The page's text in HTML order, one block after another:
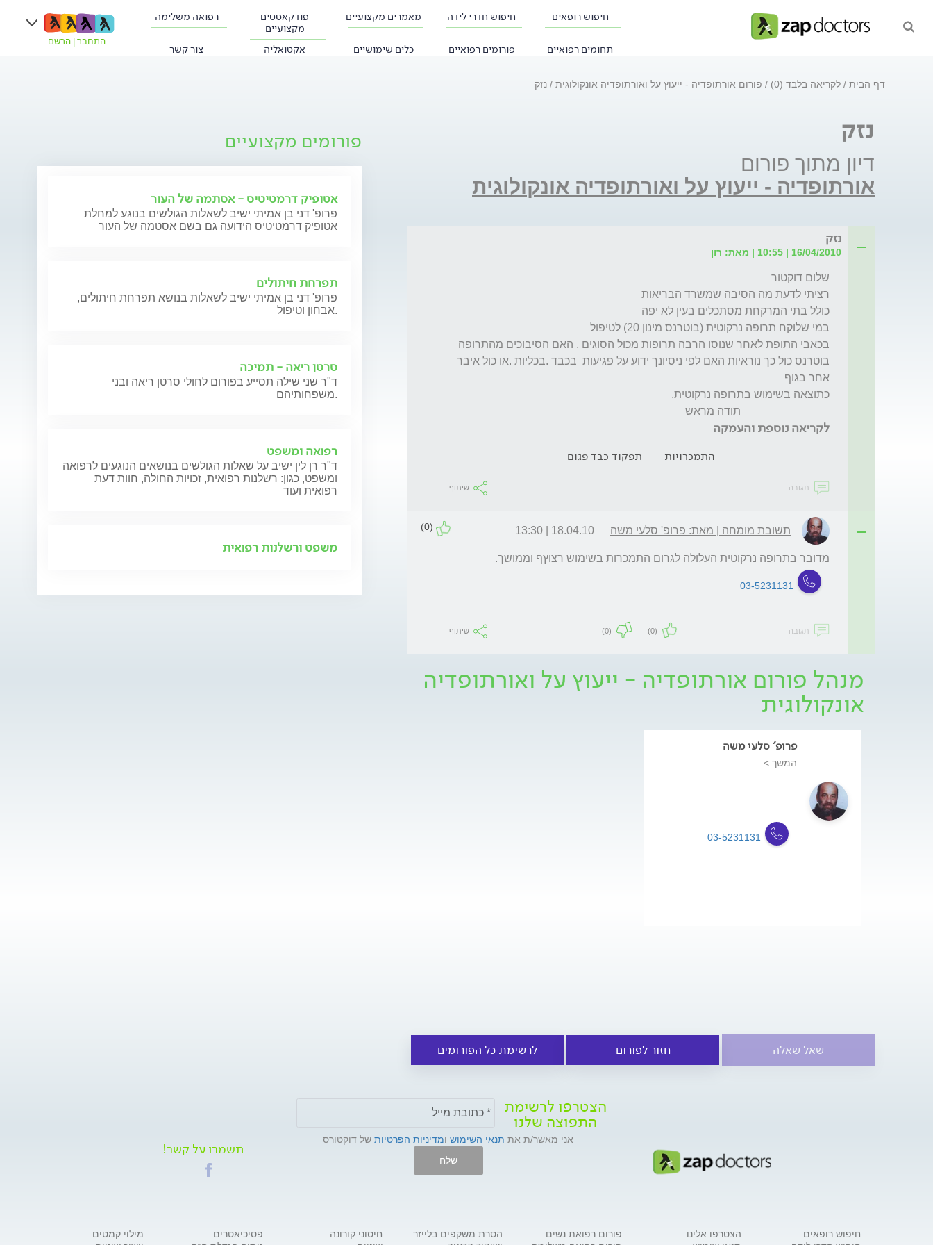
חיפוש רופאים חיפוש חדרי לידה מאמרים מקצועיים
פודקאסטים
מקצועיים
רפואה משלימה
תחומים רפואיים פורומים רפואיים כלים שימושיים אקטואליה צור קשר
התחבר הרשם
דף הבית לקריאה בלבד (0) פורום אורתופדיה - ייעוץ על ואורתופדיה אונקולוגית נזק
נזק
דיון מתוך פורום
אורתופדיה - ייעוץ על ואורתופדיה אונקולוגית
נזק
16/04/2010 | 10:55 | מאת: רון
לקריאה נוספת והעמקה
התמכרויות תפקוד כבד פגום
תגובה שיתוף
תשובת מומחה | מאת: פרופ' סלעי משה 18.04.10 | 13:30
(0)
מדובר בתרופה נרקוטית העלולה לגרום התמכרות בשימוש רצוץף וממושך.
03-5231131
תגובה (0)
(0) שיתוף
מנהל פורום אורתופדיה - ייעוץ על ואורתופדיה
אונקולוגית
פרופ' סלעי משה
המשך >
03-5231131
שאל שאלה חזור לפורום לרשימת כל הפורומים
פורומים מקצועיים
אטופיק דרמטיטיס - אסתמה של העור
פרופ' דני בן אמיתי ישיב לשאלות הגולשים בנוגע למחלת
אטופיק דרמטיטיס הידועה גם בשם אסטמה של העור
תפרחת חיתולים
פרופ' דני בן אמיתי ישיב לשאלות בנושא תפרחת חיתולים,
אבחון וטיפול.
סרטן ריאה - תמיכה
ד"ר שני שילה תסייע בפורום לחולי סרטן ריאה ובני
משפחותיהם.
רפואה ומשפט
ד"ר רן לין ישיב על שאלות הגולשים בנושאים הנוגעים לרפואה
ומשפט, כגון: רשלנות רפואית, זכויות החולה, חוות דעת
רפואית ועוד
משפט ורשלנות רפואית
הצטרפו לרשימת
התפוצה שלנו
אני מאשר/ת את תנאי השימוש ומדיניות הפרטיות של דוקטורס
שלח
תשמרו על קשר!
חיפוש רופאים
הצטרפו אלינו
פורום רפואת נשים
הסרת משקפים בלייזר
חיסוני קורונה
פסיכיאטרים
מילוי קמטים